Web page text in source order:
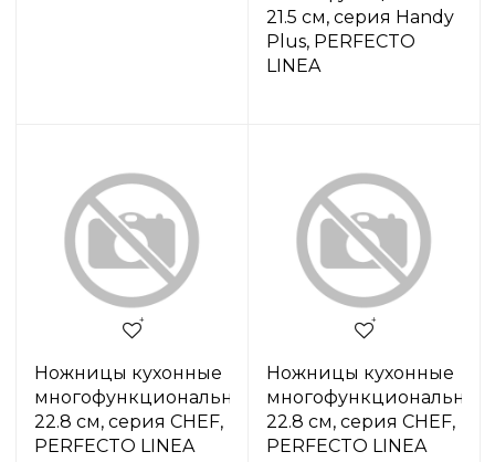
21.5 см, серия Handy
Plus, PERFECTO
LINEA
Ножницы кухонные
многофункциональные
22.8 см, серия CHEF,
PERFECTO LINEA
Ножницы кухонные
многофункциональные
22.8 см, серия CHEF,
PERFECTO LINEA